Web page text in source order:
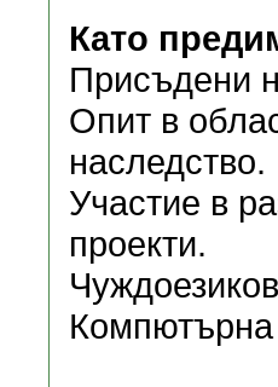
Като
Присъдени
Опит в
наследство.
Участие в
проекти.
Компютърна